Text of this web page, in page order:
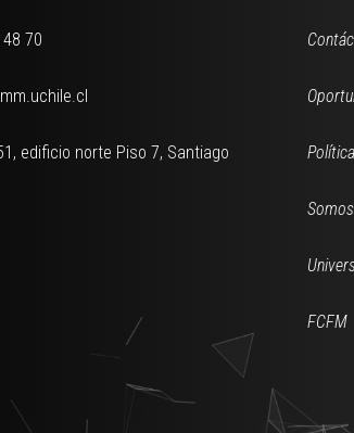
70
edificio norte Piso 7, Santiago
FCFM